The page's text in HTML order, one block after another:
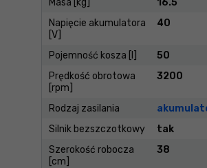
Napięcie akumulatora
[V]
40
Pojemność kosza [l]
50
Prędkość obrotowa
[rpm]
3200
Rodzaj zasilania
Silnik bezszczotkowy
tak
Szerokość robocza
[cm]
38